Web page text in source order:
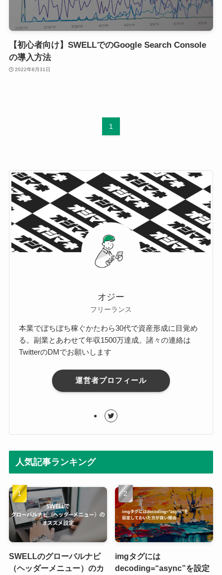
【初心者向け】SWELLでのGoogle Search Console
の導入方法
2022年8月31日
1
オジー
フリーランス
本業でぼちぼち稼ぐかたわら30代で資産形成に目覚め
る。副業とあわせて年収1500万達成。諸々の連絡は
TwitterのDMでお願いします
運営者プロフィール
人気記事ランキング
SWELLのグローバルナビ
（ヘッダーメニュー）のカ
imgタグには
decoding=“async”を設定